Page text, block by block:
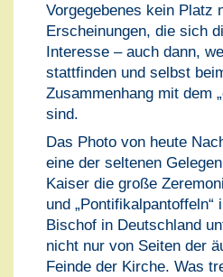
Vorgegebenes kein Platz
Erscheinungen, die sich
Interesse – auch dann,
stattfinden und selbst
Zusammenhang mit dem
sind.
Das Photo von heute
eine der seltenen
Kaiser die große
und
Bischof in Deutschland
nicht nur von Seiten der
Feinde der Kirche. Was